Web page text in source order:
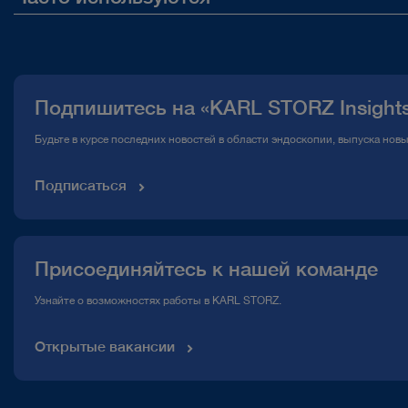
Горячая линия по вопросам комплаенс
Подпишитесь на «KARL STORZ
Будьте в курсе последних новостей в области эндоскопии, выпуска
Подписаться
Присоединяйтесь к нашей команде
Узнайте о возможностях работы в KARL STORZ.
Открытые вакансии